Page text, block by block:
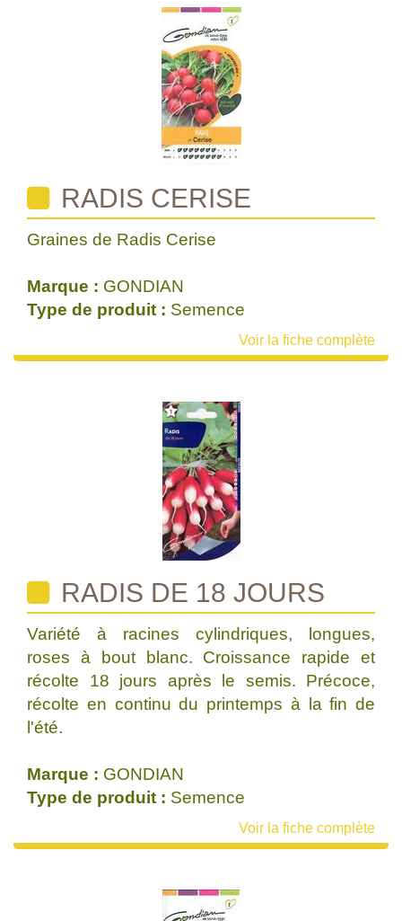
RADIS CERISE
Graines de Radis Cerise
Marque : GONDIAN
Type de produit : Semence
Voir la fiche complète
RADIS DE 18 JOURS
Variété à racines cylindriques, longues,
roses à bout blanc. Croissance rapide et
récolte 18 jours après le semis. Précoce,
récolte en continu du printemps à la fin de
l'été.
Marque : GONDIAN
Type de produit : Semence
Voir la fiche complète